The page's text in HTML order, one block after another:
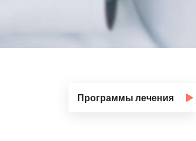
Программы лечения